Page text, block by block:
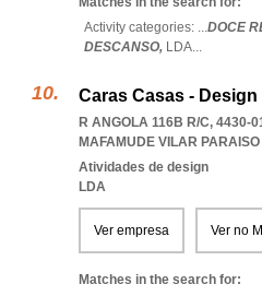
Activity categories: ...DOCE
DESCANSO, LDA...
Caras Casas -
R ANGOLA 116B R/C, 4430-
MAFAMUDE VILAR
Atividades de design
LDA
Ver empresa Ver no
Matches in the search for: